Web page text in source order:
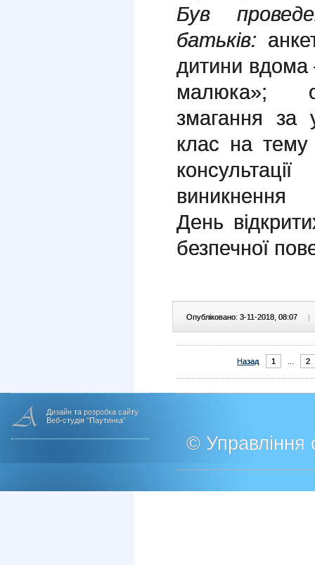
Був
батьків:
дитини вдома
малюка»;
змагання за
клас на
виникнення
День
безпечної
Опубліковано: 3-11-2018, 08:07 |
Назад 1 2
Дизайн та розробка сайту
Веб-студія "Паутинка"
© Управління